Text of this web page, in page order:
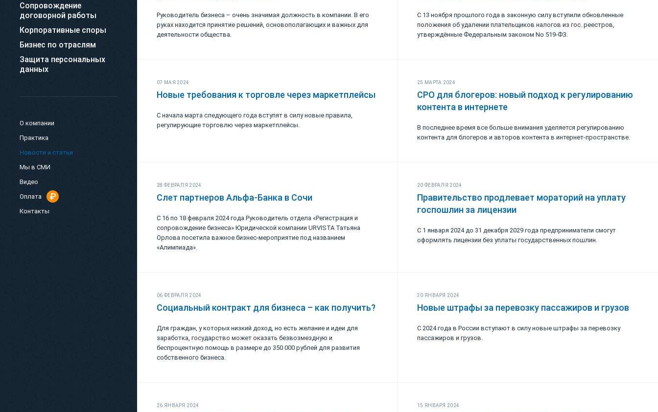
Сопровождение
договорной работы
Корпоративные споры
Бизнес по отраслям
Защита персональных
данных
О компании
Практика
Новости и статьи
Мы в СМИ
Видео
Оплата
Контакты
Руководитель бизнеса – очень значимая должность в компании. В его
руках находится принятие решений, основополагающих и важных для
деятельности общества.
С 13 ноября прошлого года в законную силу вступили обновленные
положения об удалении плательщиков налогов из гос. реестров,
утверждённые Федеральным законом No 519-ФЗ.
07 МАЯ 2024
Новые требования к торговле через маркетплейсы
С начала марта следующего года вступят в силу новые правила,
регулирующие торговлю через маркетплейсы.
25 МАРТА 2024
СРО для блогеров: новый подход к регулированию
контента в интернете
В последнее время все больше внимания уделяется регулированию
контента для блогеров и авторов контента в интернет-пространстве.
28 ФЕВРАЛЯ 2024
Слет партнеров Альфа-Банка в Сочи
С 16 по 18 февраля 2024 года Руководитель отдела «Регистрация и
сопровождение бизнеса» Юридической компании URVISTA Татьяна
Орлова посетила важное бизнес-мероприятие под названием
«Алимпиада».
20 ФЕВРАЛЯ 2024
Правительство продлевает мораторий на уплату
госпошлин за лицензии
С 1 января 2024 до 31 декабря 2029 года предприниматели смогут
оформлять лицензии без уплаты государственных пошлин.
06 ФЕВРАЛЯ 2024
Социальный контракт для бизнеса – как получить?
Для граждан, у которых низкий доход, но есть желание и идеи для
заработка, государство может оказать безвозмездную и
беспроцентную помощь в размере до 350 000 рублей для развития
собственного бизнеса.
30 ЯНВАРЯ 2024
Новые штрафы за перевозку пассажиров и грузов
С 2024 года в России вступают в силу новые штрафы за перевозку
пассажиров и грузов.
26 ЯНВАРЯ 2024 15 ЯНВАРЯ 2024